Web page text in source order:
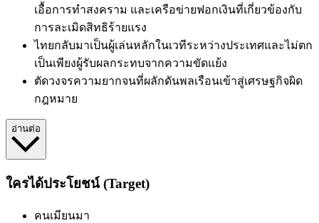
เอื้อการทำสงคราม และเครือข่ายฟอกเงินที่เกี่ยวข้องกับ
การละเมิดสิทธิร้ายแรง
ไทยกลับมาเป็นผู้เล่นหลักในเวทีระหว่างประเทศและไม่ตก
เป็นเพียงผู้รับผลกระทบจากความขัดแย้ง
ตัดวงจรความยากจนที่ผลักดันพลเรือนเข้าสู่เศรษฐกิจผิด
กฎหมาย
อ่านต่อ
ใครได้ประโยชน์ (Target)
คนเมียนมา